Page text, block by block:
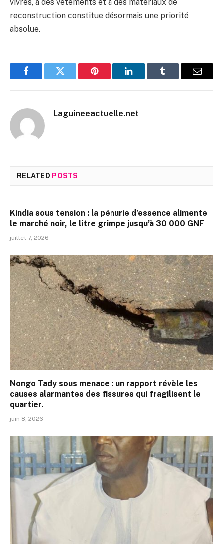
vivres, à des vêtements et à des matériaux de
reconstruction constitue désormais une priorité
absolue.
FacebookTwitter Pinterest LinkedInTumblr Email
Laguineeactuelle.net
RELATED POSTS
Kindia sous tension : la pénurie d’essence alimente
le marché noir, le litre grimpe jusqu’à 30 000 GNF
juillet 7, 2026
Nongo Tady sous menace : un rapport révèle les
causes alarmantes des fissures qui fragilisent le
quartier.
juin 8, 2026